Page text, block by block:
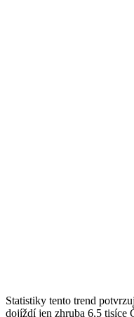
Statistiky tento trend
dojíždí jen zhruba 6,5 tisíce